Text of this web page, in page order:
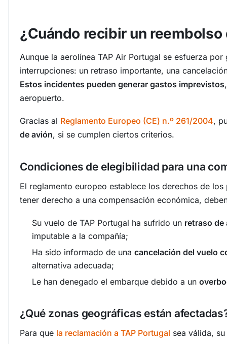
¿Cuándo recibir un reembolso
Aunque la aerolínea TAP Air Portugal se esfuerza
interrupciones: un retraso importante, una
Estos incidentes pueden generar gastos imprevistos
aeropuerto.
Gracias al Reglamento Europeo (CE) n.º 261/2004,
de avión, si se cumplen ciertos criterios.
Condiciones de elegibilidad para una
El reglamento europeo establece los derechos de
tener derecho a una compensación económica,
Su vuelo de TAP Portugal ha sufrido un retraso de
imputable a la compañía;
Ha sido informado de una cancelación del vuelo
alternativa adecuada;
Le han denegado el embarque debido a un
¿Qué zonas geográficas están
Para que la reclamación a TAP Portugal sea válida,